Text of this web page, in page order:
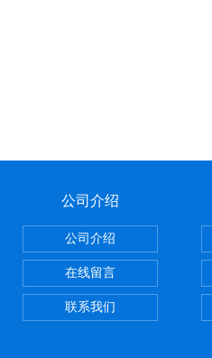
公司介绍
公司介绍
在线留言
联系我们